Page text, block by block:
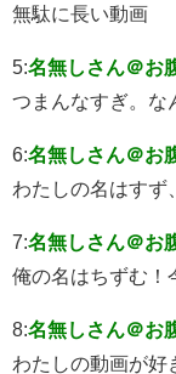
無駄に長い動画
5:名無しさん＠お
つまんなすぎ。な
6:名無しさん＠お
わたしの名はすず
7:名無しさん＠お
俺の名はちずむ！
8:名無しさん＠お
わたしの動画が好